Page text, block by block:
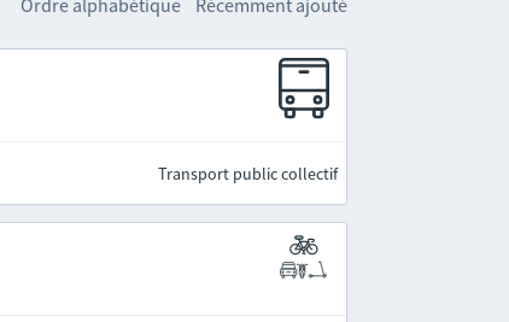
Ordre alphabétique Récemment ajouté
Transport public collectif